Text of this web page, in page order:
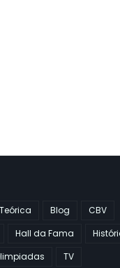
Blog
CBV
Hall da Fama
TV